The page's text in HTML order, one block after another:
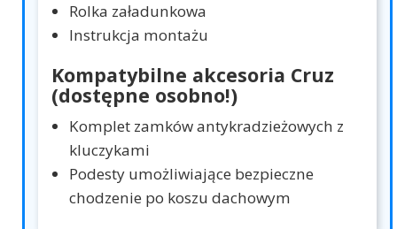
Rolka załadunkowa
Instrukcja montażu
Kompatybilne akcesoria Cruz
(dostępne osobno!)
Komplet zamków antykradzieżowych z
kluczykami
Podesty umożliwiające bezpieczne
chodzenie po koszu dachowym